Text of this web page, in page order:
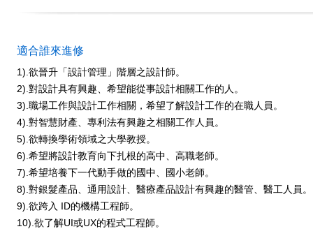
適合誰來進修
1).欲晉升「設計管理」階層之設計師。
2).對設計具有興趣、希望能從事設計相關工作的人。
3).職場工作與設計工作相關，希望了解設計工作的在職人員。
4).對智慧財產、專利法有興趣之相關工作人員。
5).欲轉換學術領域之大學教授。
6).希望將設計教育向下扎根的高中、高職老師。
7).希望培養下一代動手做的國中、國小老師。
8).對銀髮產品、通用設計、醫療產品設計有興趣的醫管、醫工人員。
9).欲跨入 ID的機構工程師。
10).欲了解UI或UX的程式工程師。